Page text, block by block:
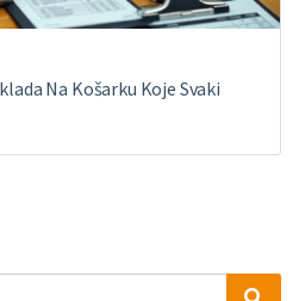
Na Košarku Koje Svaki